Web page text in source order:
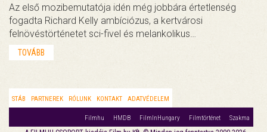
Az első mozibemutatója idén még jobbára értetlenség
fogadta Richard Kelly ambíciózus, a kertvárosi
felnövéstörténetet sci-fivel és melankolikus…
TOVÁBB
STÁB PARTNEREK RÓLUNK KONTAKT ADATVÉDELEM
Filmhu HMDB FilmInHungary Filmtörténet Szakma